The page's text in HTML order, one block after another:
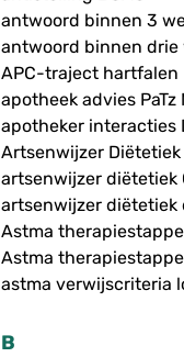
antwoord binnen 3
antwoord binnen drie
APC-traject hartfalen
apotheek advies PaTz
apotheker interacties
Artsenwijzer Diëtetiek
artsenwijzer diëtetiek
artsenwijzer diëtetiek
Astma
Astma
astma verwijscriteria
B